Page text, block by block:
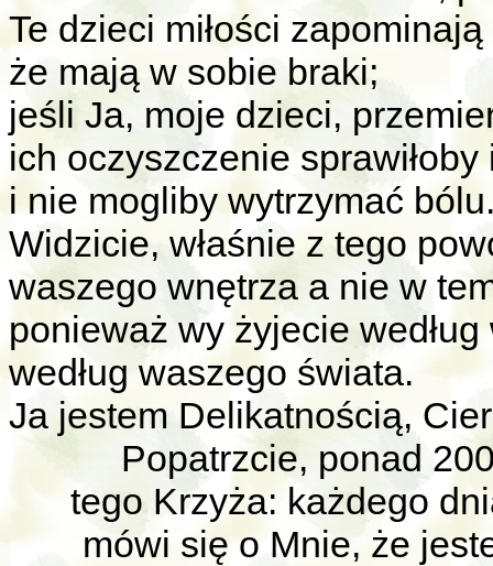
Te dzieci miłości
że mają w sobie braki;
jeśli Ja, moje dzieci,
ich oczyszczenie
i nie mogliby wytrzymać
Widzicie, właśnie z tego
waszego wnętrza a nie w
ponieważ wy żyjecie
według waszego świata.
Ja jestem Delikatnością,
Popatrzcie, ponad
tego Krzyża: każdego
mówi się o Mnie, że